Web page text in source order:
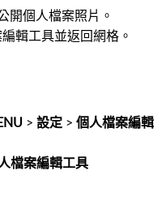
開個人檔案照片。
輯工具並返回網格。
> 設定 > 個人檔案編輯
檔案編輯工具